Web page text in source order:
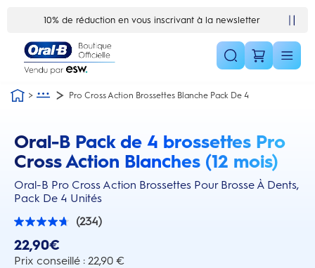
10% de réduction en vous inscrivant à la newsletter
Pro Cross Action Brossettes Blanche Pack De 4
Oral-B Pack de 4 brossettes Pro
Cross Action Blanches (12 mois)
Oral-B Pro Cross Action Brossettes Pour Brosse À Dents,
Pack De 4 Unités
this action will scroll you to the reviews section
(234)
4.7
5
étoiles.
22,90€
Prix conseillé : 22,90 €